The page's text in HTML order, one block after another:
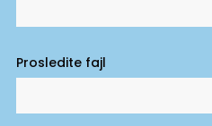
Prosledite fajl